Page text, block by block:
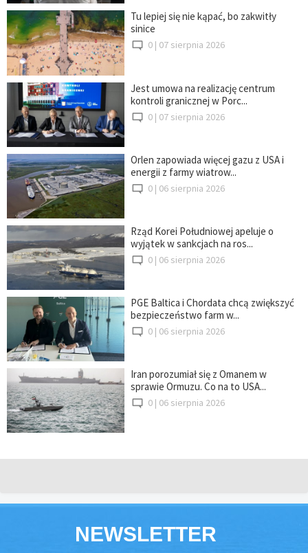
Tu lepiej się nie kąpać, bo zakwitły
sinice
0 | 07 sierpnia 2026
Jest umowa na realizację centrum
kontroli granicznej w Porc...
0 | 07 sierpnia 2026
Orlen zapowiada więcej gazu z USA i
energii z farmy wiatrow...
0 | 06 sierpnia 2026
Rząd Korei Południowej apeluje o
wyjątek w sankcjach na ros...
0 | 06 sierpnia 2026
PGE Baltica i Chordata chcą zwiększyć
bezpieczeństwo farm w...
0 | 06 sierpnia 2026
Iran porozumiał się z Omanem w
sprawie Ormuzu. Co na to USA...
0 | 06 sierpnia 2026
NEWSLETTER